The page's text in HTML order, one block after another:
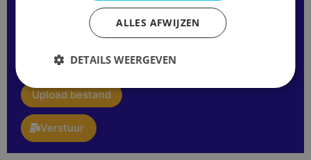
upload
Upload bestand
Verstuur
ALLES AFWIJZEN
DETAILS WEERGEVEN